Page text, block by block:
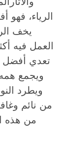
الرياء،
يخف
العمل فيه
تعدي أفضل
ويجمع
ويطرد
من نائم
من هذه